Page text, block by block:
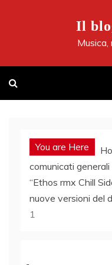
Il
You are Here
comunicati generali
“Ethos rmx Chill
nuove versioni del
1